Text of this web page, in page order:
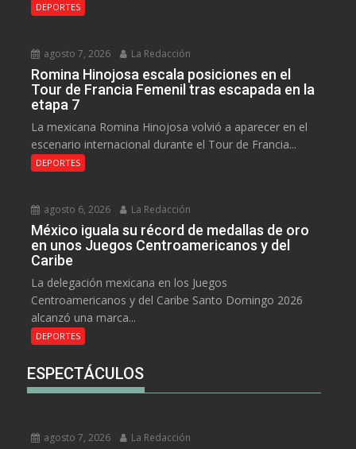
DEPORTES
agosto 7, 2026 La Redacción
Romina Hinojosa escala posiciones en el
Tour de Francia Femenil tras escapada en la
etapa 7
La mexicana Romina Hinojosa volvió a aparecer en el
escenario internacional durante el Tour de Francia...
DEPORTES
agosto 6, 2026 La Redacción
México iguala su récord de medallas de oro
en unos Juegos Centroamericanos y del
Caribe
La delegación mexicana en los Juegos
Centroamericanos y del Caribe Santo Domingo 2026
alcanzó una marca...
DEPORTES
ESPECTÁCULOS
agosto 7, 2026 La Redacción